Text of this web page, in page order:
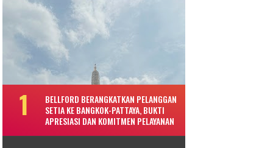
BELLFORD BERANGKATKAN PELANGGAN
SETIA KE BANGKOK-PATTAYA, BUKTI
APRESIASI DAN KOMITMEN PELAYANAN